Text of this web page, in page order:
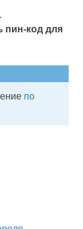
.
пин-код для
по